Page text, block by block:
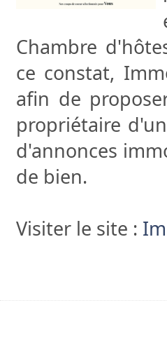
Chambre
ce constat,
afin de
propriétaire
d'annonces
de bien.
Visiter le site :